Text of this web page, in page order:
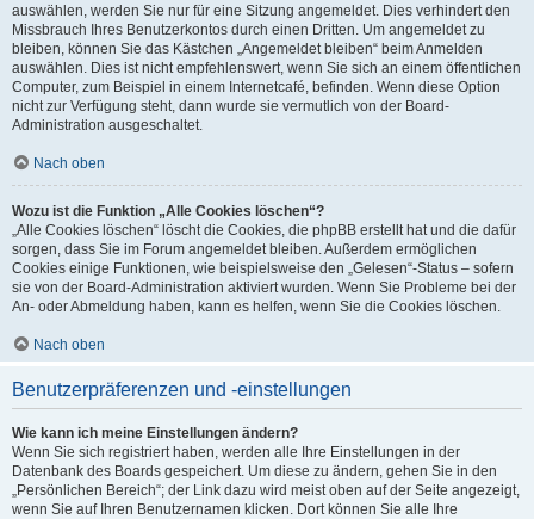
auswählen, werden Sie nur für eine Sitzung angemeldet. Dies verhindert den
Missbrauch Ihres Benutzerkontos durch einen Dritten. Um angemeldet zu
bleiben, können Sie das Kästchen „Angemeldet bleiben“ beim Anmelden
auswählen. Dies ist nicht empfehlenswert, wenn Sie sich an einem öffentlichen
Computer, zum Beispiel in einem Internetcafé, befinden. Wenn diese Option
nicht zur Verfügung steht, dann wurde sie vermutlich von der Board-
Administration ausgeschaltet.
Nach oben
Wozu ist die Funktion „Alle Cookies löschen“?
„Alle Cookies löschen“ löscht die Cookies, die phpBB erstellt hat und die dafür
sorgen, dass Sie im Forum angemeldet bleiben. Außerdem ermöglichen
Cookies einige Funktionen, wie beispielsweise den „Gelesen“-Status – sofern
sie von der Board-Administration aktiviert wurden. Wenn Sie Probleme bei der
An- oder Abmeldung haben, kann es helfen, wenn Sie die Cookies löschen.
Nach oben
Benutzerpräferenzen und -einstellungen
Wie kann ich meine Einstellungen ändern?
Wenn Sie sich registriert haben, werden alle Ihre Einstellungen in der
Datenbank des Boards gespeichert. Um diese zu ändern, gehen Sie in den
„Persönlichen Bereich“; der Link dazu wird meist oben auf der Seite angezeigt,
wenn Sie auf Ihren Benutzernamen klicken. Dort können Sie alle Ihre